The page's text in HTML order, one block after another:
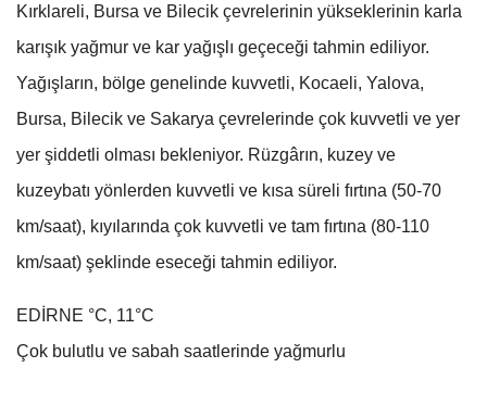
Kırklareli, Bursa ve Bilecik çevrelerinin yükseklerinin karla
karışık yağmur ve kar yağışlı geçeceği tahmin ediliyor.
Yağışların, bölge genelinde kuvvetli, Kocaeli, Yalova,
Bursa, Bilecik ve Sakarya çevrelerinde çok kuvvetli ve yer
yer şiddetli olması bekleniyor. Rüzgârın, kuzey ve
kuzeybatı yönlerden kuvvetli ve kısa süreli fırtına (50-70
km/saat), kıyılarında çok kuvvetli ve tam fırtına (80-110
km/saat) şeklinde eseceği tahmin ediliyor.
EDİRNE °C, 11°C
Çok bulutlu ve sabah saatlerinde yağmurlu